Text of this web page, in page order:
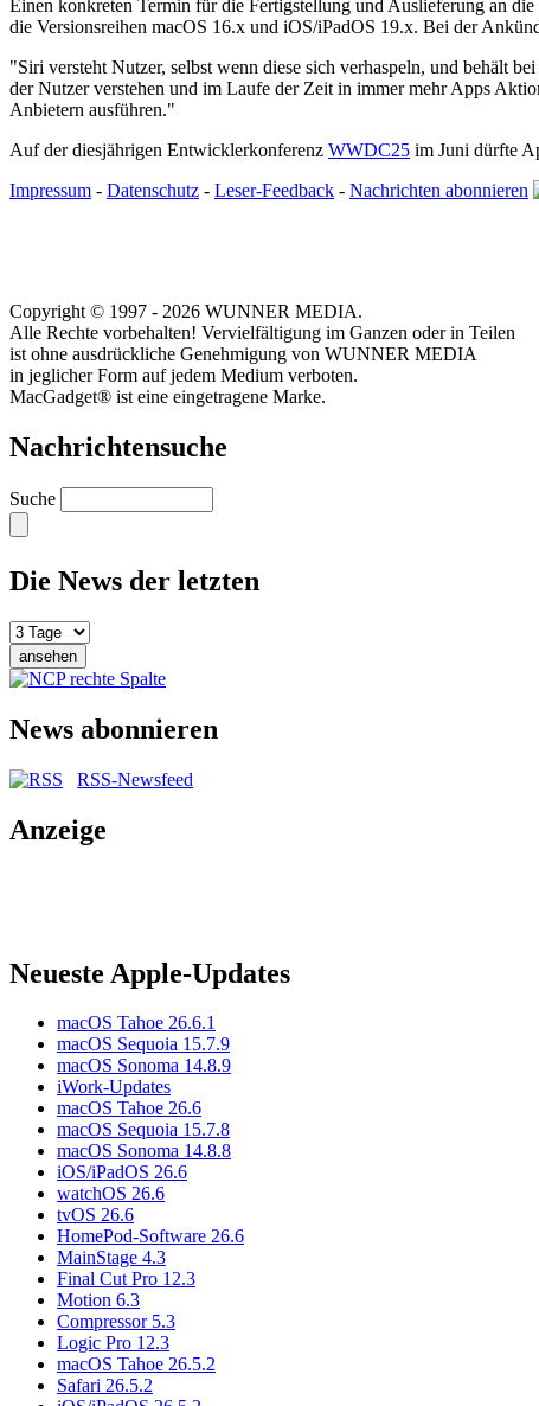
Einen konkreten Termin für die Fertigstellung und Auslieferung an
die Versionsreihen macOS 16.x und iOS/iPadOS 19.x. Bei der
"Siri versteht Nutzer, selbst wenn diese sich verhaspeln, und behält
der Nutzer verstehen und im Laufe der Zeit in immer mehr Apps
Anbietern ausführen."
Auf der diesjährigen Entwicklerkonferenz WWDC25 im Juni dürfte
Impressum - Datenschutz - Leser-Feedback - Nachrichten abonnieren
Copyright © 1997 - 2026 WUNNER MEDIA.
Alle Rechte vorbehalten! Vervielfältigung im Ganzen oder in Teilen
ist ohne ausdrückliche Genehmigung von WUNNER MEDIA
in jeglicher Form auf jedem Medium verboten.
MacGadget® ist eine eingetragene Marke.
Nachrichtensuche
Suche
Die News der letzten
News abonnieren
RSS-Newsfeed
Anzeige
Neueste Apple-Updates
macOS Tahoe 26.6.1
macOS Sequoia 15.7.9
macOS Sonoma 14.8.9
iWork-Updates
macOS Tahoe 26.6
macOS Sequoia 15.7.8
macOS Sonoma 14.8.8
iOS/iPadOS 26.6
watchOS 26.6
tvOS 26.6
HomePod-Software 26.6
MainStage 4.3
Final Cut Pro 12.3
Motion 6.3
Compressor 5.3
Logic Pro 12.3
macOS Tahoe 26.5.2
Safari 26.5.2